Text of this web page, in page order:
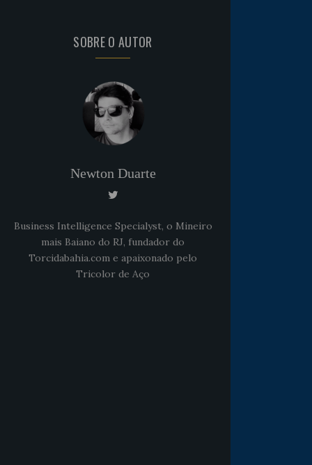
SOBRE O AUTOR
Newton Duarte
Business Intelligence Specialyst, o Mineiro
mais Baiano do RJ, fundador do
Torcidabahia.com e apaixonado pelo
Tricolor de Aço